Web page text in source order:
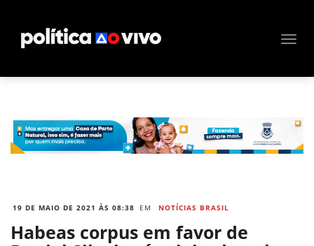
19 DE MAIO DE 2021 ÀS 08:38 EM NOTÍCIAS BRASIL
Habeas corpus em favor de